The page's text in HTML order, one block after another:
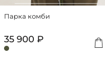
Парка комби
35 900 ₽